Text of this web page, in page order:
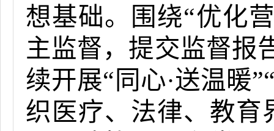
想基础。围绕“优化
主监督，提交监督报
续开展“同心·送温暖
织医疗、法律、教育